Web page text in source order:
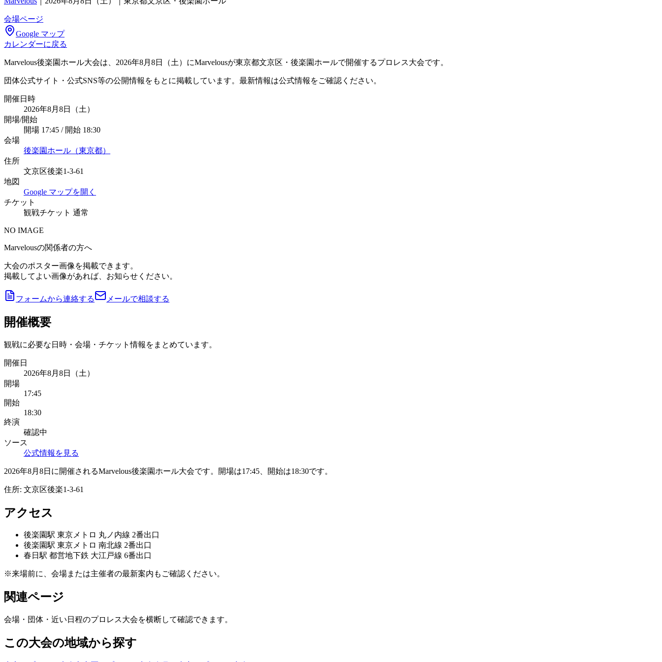
会場ページ
Google マップ
カレンダーに戻る
Marvelous後楽園ホール大会は、2026年8月8日（土）にMarvelousが東京都文京区・後楽園ホールで開催するプロレス大会です。
団体公式サイト・公式SNS等の公開情報をもとに掲載しています。最新情報は公式情報をご確認ください。
開催日時
2026年8月8日（土）
開場/開始
開場 17:45 / 開始 18:30
会場
後楽園ホール（東京都）
住所
文京区後楽1-3-61
地図
Google マップを開く
チケット
観戦チケット 通常
NO IMAGE
Marvelousの関係者の方へ
大会のポスター画像を掲載できます。
掲載してよい画像があれば、お知らせください。
フォームから連絡する メールで相談する
開催概要
観戦に必要な日時・会場・チケット情報をまとめています。
開催日
2026年8月8日（土）
開場
17:45
開始
18:30
終演
確認中
ソース
公式情報を見る
2026年8月8日に開催されるMarvelous後楽園ホール大会です。開場は17:45、開始は18:30です。
住所: 文京区後楽1-3-61
アクセス
後楽園駅 東京メトロ 丸ノ内線 2番出口
後楽園駅 東京メトロ 南北線 2番出口
春日駅 都営地下鉄 大江戸線 6番出口
※来場前に、会場または主催者の最新案内もご確認ください。
関連ページ
会場・団体・近い日程のプロレス大会を横断して確認できます。
この大会の地域から探す